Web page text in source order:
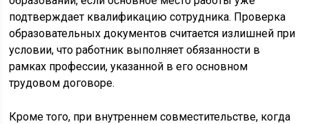
подтверждает квалификацию сотрудника. Проверка
образовательных документов считается излишней при
условии, что работник выполняет обязанности в
рамках профессии, указанной в его основном
трудовом договоре.
Кроме того, при внутреннем совместительстве, когда